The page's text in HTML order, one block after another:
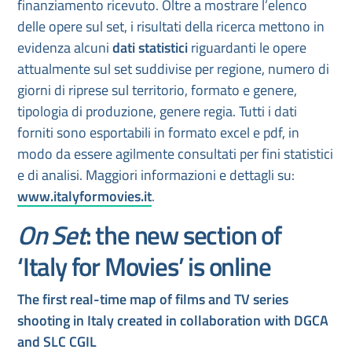
finanziamento ricevuto. Oltre a mostrare l’elenco
delle opere sul set, i risultati della ricerca mettono in
evidenza alcunidati statisticiriguardanti le opere
attualmente sul set suddivise per regione, numero di
giorni di riprese sul territorio, formato e genere,
tipologia di produzione, genere regia. Tutti i dati
forniti sono esportabili in formato excel e pdf, in
modo da essere agilmente consultati per fini statistici
e di analisi. Maggiori informazioni e dettagli su:
www.italyformovies.it.
On Set: the new section of
‘Italy for Movies’ is online
The first real-time map of films and TV series
shooting in Italycreated in collaboration with DGCA
and SLC CGIL